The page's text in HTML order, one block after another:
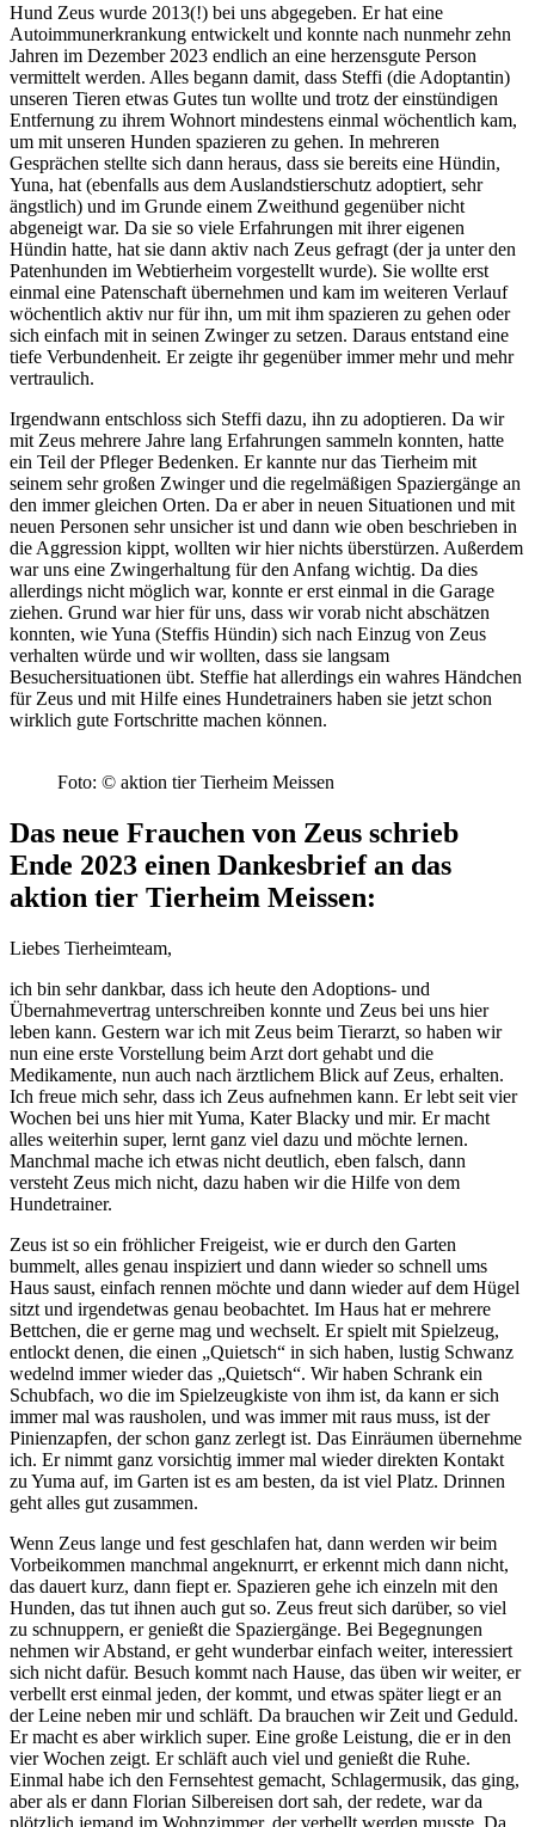
Hund Zeus wurde 2013(!) bei uns abgegeben. Er hat eine
Autoimmunerkrankung entwickelt und konnte nach nunmehr zehn
Jahren im Dezember 2023 endlich an eine herzensgute Person
vermittelt werden. Alles begann damit, dass Steffi (die Adoptantin)
unseren Tieren etwas Gutes tun wollte und trotz der einstündigen
Entfernung zu ihrem Wohnort mindestens einmal wöchentlich kam,
um mit unseren Hunden spazieren zu gehen. In mehreren
Gesprächen stellte sich dann heraus, dass sie bereits eine Hündin,
Yuna, hat (ebenfalls aus dem Auslandstierschutz adoptiert, sehr
ängstlich) und im Grunde einem Zweithund gegenüber nicht
abgeneigt war. Da sie so viele Erfahrungen mit ihrer eigenen
Hündin hatte, hat sie dann aktiv nach Zeus gefragt (der ja unter den
Patenhunden im Webtierheim vorgestellt wurde). Sie wollte erst
einmal eine Patenschaft übernehmen und kam im weiteren Verlauf
wöchentlich aktiv nur für ihn, um mit ihm spazieren zu gehen oder
sich einfach mit in seinen Zwinger zu setzen. Daraus entstand eine
tiefe Verbundenheit. Er zeigte ihr gegenüber immer mehr und mehr
vertraulich.
Irgendwann entschloss sich Steffi dazu, ihn zu adoptieren. Da wir
mit Zeus mehrere Jahre lang Erfahrungen sammeln konnten, hatte
ein Teil der Pfleger Bedenken. Er kannte nur das Tierheim mit
seinem sehr großen Zwinger und die regelmäßigen Spaziergänge an
den immer gleichen Orten. Da er aber in neuen Situationen und mit
neuen Personen sehr unsicher ist und dann wie oben beschrieben in
die Aggression kippt, wollten wir hier nichts überstürzen. Außerdem
war uns eine Zwingerhaltung für den Anfang wichtig. Da dies
allerdings nicht möglich war, konnte er erst einmal in die Garage
ziehen. Grund war hier für uns, dass wir vorab nicht abschätzen
konnten, wie Yuna (Steffis Hündin) sich nach Einzug von Zeus
verhalten würde und wir wollten, dass sie langsam
Besuchersituationen übt. Steffie hat allerdings ein wahres Händchen
für Zeus und mit Hilfe eines Hundetrainers haben sie jetzt schon
wirklich gute Fortschritte machen können.
Foto: © aktion tier Tierheim Meissen
Das neue Frauchen von Zeus schrieb
Ende 2023 einen Dankesbrief an das
aktion tier Tierheim Meissen:
Liebes Tierheimteam,
ich bin sehr dankbar, dass ich heute den Adoptions- und
Übernahmevertrag unterschreiben konnte und Zeus bei uns hier
leben kann. Gestern war ich mit Zeus beim Tierarzt, so haben wir
nun eine erste Vorstellung beim Arzt dort gehabt und die
Medikamente, nun auch nach ärztlichem Blick auf Zeus, erhalten.
Ich freue mich sehr, dass ich Zeus aufnehmen kann. Er lebt seit vier
Wochen bei uns hier mit Yuma, Kater Blacky und mir. Er macht
alles weiterhin super, lernt ganz viel dazu und möchte lernen.
Manchmal mache ich etwas nicht deutlich, eben falsch, dann
versteht Zeus mich nicht, dazu haben wir die Hilfe von dem
Hundetrainer.
Zeus ist so ein fröhlicher Freigeist, wie er durch den Garten
bummelt, alles genau inspiziert und dann wieder so schnell ums
Haus saust, einfach rennen möchte und dann wieder auf dem Hügel
sitzt und irgendetwas genau beobachtet. Im Haus hat er mehrere
Bettchen, die er gerne mag und wechselt. Er spielt mit Spielzeug,
entlockt denen, die einen „Quietsch“ in sich haben, lustig Schwanz
wedelnd immer wieder das „Quietsch“. Wir haben Schrank ein
Schubfach, wo die im Spielzeugkiste von ihm ist, da kann er sich
immer mal was rausholen, und was immer mit raus muss, ist der
Pinienzapfen, der schon ganz zerlegt ist. Das Einräumen übernehme
ich. Er nimmt ganz vorsichtig immer mal wieder direkten Kontakt
zu Yuma auf, im Garten ist es am besten, da ist viel Platz. Drinnen
geht alles gut zusammen.
Wenn Zeus lange und fest geschlafen hat, dann werden wir beim
Vorbeikommen manchmal angeknurrt, er erkennt mich dann nicht,
das dauert kurz, dann fiept er. Spazieren gehe ich einzeln mit den
Hunden, das tut ihnen auch gut so. Zeus freut sich darüber, so viel
zu schnuppern, er genießt die Spaziergänge. Bei Begegnungen
nehmen wir Abstand, er geht wunderbar einfach weiter, interessiert
sich nicht dafür. Besuch kommt nach Hause, das üben wir weiter, er
verbellt erst einmal jeden, der kommt, und etwas später liegt er an
der Leine neben mir und schläft. Da brauchen wir Zeit und Geduld.
Er macht es aber wirklich super. Eine große Leistung, die er in den
vier Wochen zeigt. Er schläft auch viel und genießt die Ruhe.
Einmal habe ich den Fernsehtest gemacht, Schlagermusik, das ging,
aber als er dann Florian Silbereisen dort sah, der redete, war da
plötzlich jemand im Wohnzimmer, der verbellt werden musste. Da